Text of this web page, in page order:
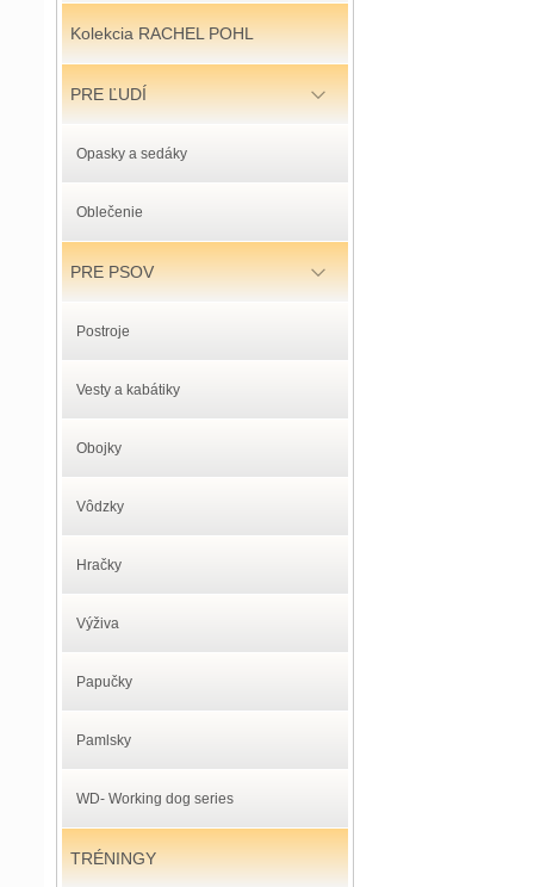
Kolekcia RACHEL POHL
PRE ĽUDÍ
Opasky a sedáky
Oblečenie
PRE PSOV
Postroje
Vesty a kabátiky
Obojky
Vôdzky
Hračky
Výživa
Papučky
Pamlsky
WD- Working dog series
TRÉNINGY